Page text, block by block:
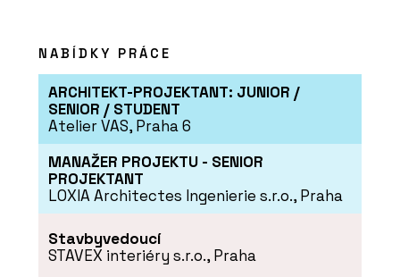
NABÍDKY PRÁCE
ARCHITEKT-PROJEKTANT: JUNIOR /
SENIOR / STUDENT
Atelier VAS, Praha 6
MANAŽER PROJEKTU - SENIOR
PROJEKTANT
LOXIA Architectes Ingenierie s.r.o., Praha
Stavbyvedoucí
STAVEX interiéry s.r.o., Praha